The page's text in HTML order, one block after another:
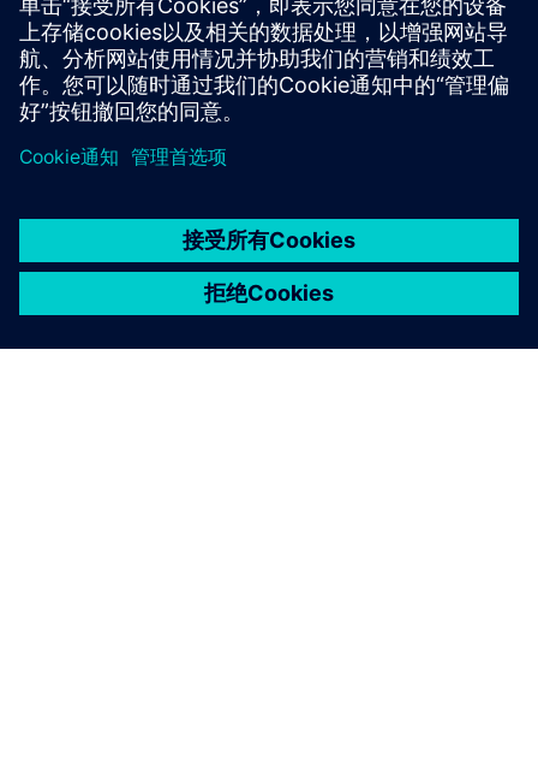
Giraffe 48 文档清单